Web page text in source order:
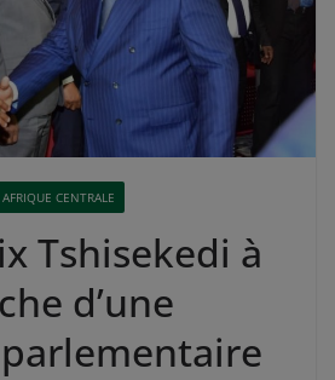
AFRIQUE CENTRALE
Tshisekedi à
d’une